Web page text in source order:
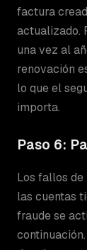
factura
actualizado.
una vez al
renovación
lo que el
importa.
Paso 6:
Los fallos de
las cuentas
fraude se